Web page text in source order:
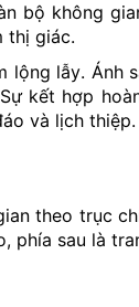
bộ không
thị giác.
lẫy. Ánh
kết hợp
và lịch thiệp.
theo trục
phía sau là